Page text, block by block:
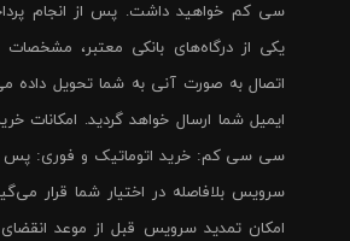
سی کم خواهید داشت. پس از انجام
یکی از درگاه‌های بانکی معتبر،
اتصال به صورت آنی به شما تحویل داده
ایمیل شما ارسال خواهد گردید. امکانات
سی سی کم: خرید اتوماتیک و فوری: پس
سرویس بلافاصله در اختیار شما قرار
امکان تمدید سرویس قبل از موعد